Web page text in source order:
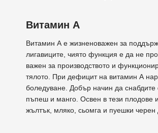
Витамин А
Витамин А е жизненоважен за
лигавиците, чиято функция е да не
важен за производството и
тялото. При дефицит на витамин А
боледуване. Добър начин да снабдите
пъпеш и манго. Освен в тези плодове
жълтък, мляко, сьомга и пуешки черен